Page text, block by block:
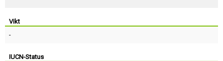
Vikt
-
IUCN-Status